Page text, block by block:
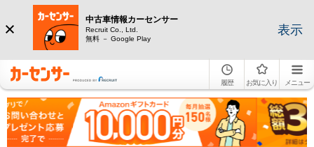
中古車情報カーセンサー
Recruit Co., Ltd.
無料 － Google Play
表示
履歴 お気に入り メニュー